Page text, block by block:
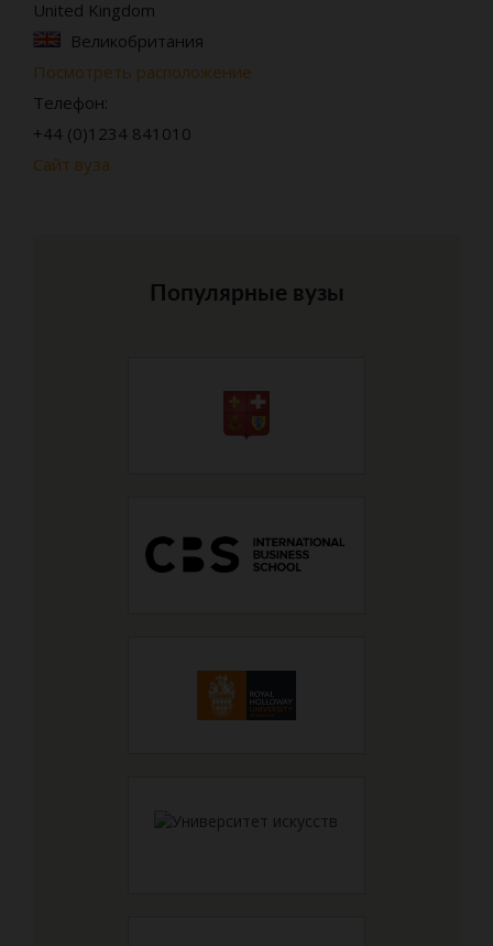
United Kingdom
Великобритания
Посмотреть расположение
Телефон:
+44 (0)1234 841010
Сайт вуза
Популярные вузы